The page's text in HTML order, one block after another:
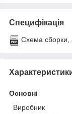
Специфікація
Схема сборки,
Основні
Виробник